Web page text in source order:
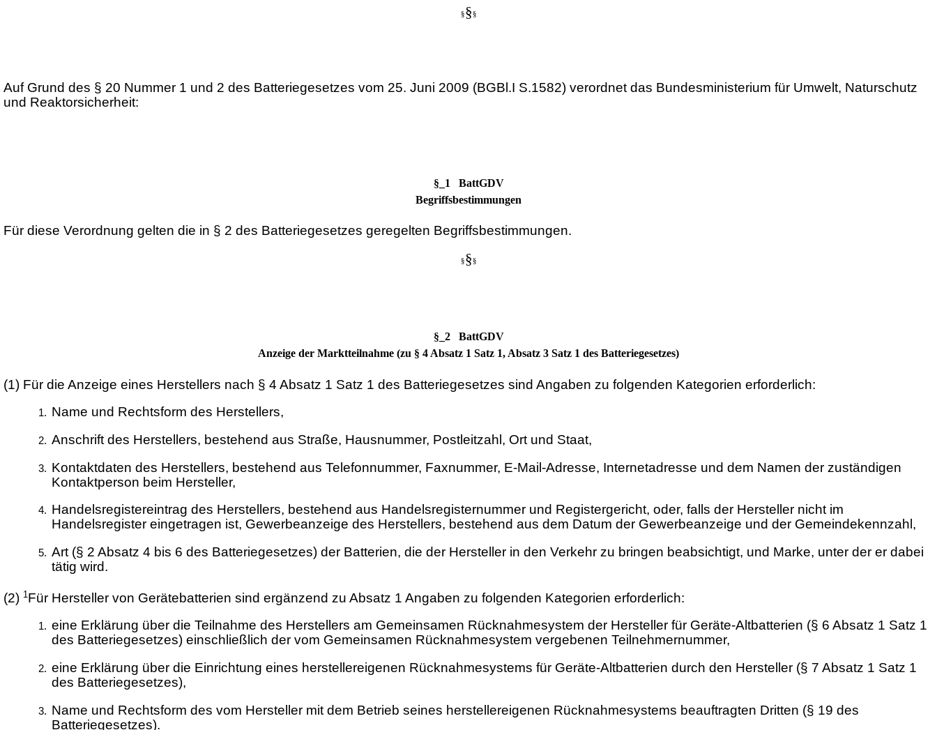
§§ §
Auf Grund des § 20 Nummer 1 und 2 des Batteriegesetzes vom 25. Juni 2009 (BGBl.I S.1582) verordnet das Bundesministerium für Umwelt, Naturschutz
und Reaktorsicherheit:
§_1 BattGDV
Begriffsbestimmungen
Für diese Verordnung gelten die in § 2 des Batteriegesetzes geregelten Begriffsbestimmungen.
§§ §
§_2 BattGDV
Anzeige der Marktteilnahme (zu § 4 Absatz 1 Satz 1, Absatz 3 Satz 1 des Batteriegesetzes)
(1) Für die Anzeige eines Herstellers nach § 4 Absatz 1 Satz 1 des Batteriegesetzes sind Angaben zu folgenden Kategorien erforderlich:
Name und Rechtsform des Herstellers,
Anschrift des Herstellers, bestehend aus Straße, Hausnummer, Postleitzahl, Ort und Staat,
Kontaktdaten des Herstellers, bestehend aus Telefonnummer, Faxnummer, E-Mail-Adresse, Internetadresse und dem Namen der zuständigen
Kontaktperson beim Hersteller,
Handelsregistereintrag des Herstellers, bestehend aus Handelsregisternummer und Registergericht, oder, falls der Hersteller nicht im
Handelsregister eingetragen ist, Gewerbeanzeige des Herstellers, bestehend aus dem Datum der Gewerbeanzeige und der Gemeindekennzahl,
Art (§ 2 Absatz 4 bis 6 des Batteriegesetzes) der Batterien, die der Hersteller in den Verkehr zu bringen beabsichtigt, und Marke, unter der er dabei
tätig wird.
(2) 1Für Hersteller von Gerätebatterien sind ergänzend zu Absatz 1 Angaben zu folgenden Kategorien erforderlich:
eine Erklärung über die Teilnahme des Herstellers am Gemeinsamen Rücknahmesystem der Hersteller für Geräte-Altbatterien (§ 6 Absatz 1 Satz 1
des Batteriegesetzes) einschließlich der vom Gemeinsamen Rücknahmesystem vergebenen Teilnehmernummer,
eine Erklärung über die Einrichtung eines herstellereigenen Rücknahmesystems für Geräte-Altbatterien durch den Hersteller (§ 7 Absatz 1 Satz 1
des Batteriegesetzes),
Name und Rechtsform des vom Hersteller mit dem Betrieb seines herstellereigenen Rücknahmesystems beauftragten Dritten (§ 19 des
Batteriegesetzes).